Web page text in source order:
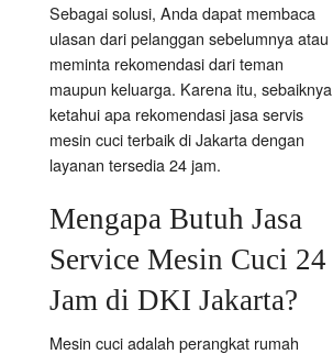
Sebagai solusi, Anda dapat membaca
ulasan dari pelanggan sebelumnya atau
meminta rekomendasi dari teman
maupun keluarga. Karena itu, sebaiknya
ketahui apa rekomendasi jasa servis
mesin cuci terbaik di Jakarta dengan
layanan tersedia 24 jam.
Mengapa Butuh Jasa
Service Mesin Cuci 24
Jam di DKI Jakarta?
Mesin cuci adalah perangkat rumah